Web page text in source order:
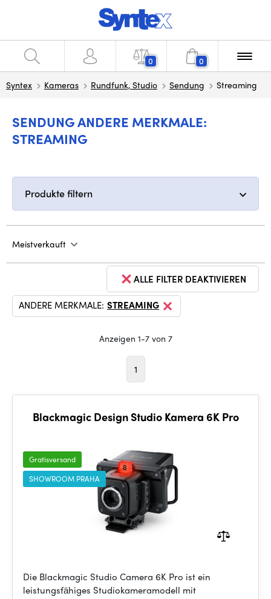
0 0
Syntex Kameras Rundfunk, Studio Sendung Streaming
SENDUNG ANDERE MERKMALE:
STREAMING
Produkte filtern
Meistverkauft
ALLE FILTER DEAKTIVIEREN
ANDERE MERKMALE: STREAMING
Anzeigen 1-7 von 7
1
Blackmagic Design Studio Kamera 6K Pro
Gratisversand
SHOWROOM PRAHA
Die Blackmagic Studio Camera 6K Pro ist ein
leistungsfähiges Studiokameramodell mit